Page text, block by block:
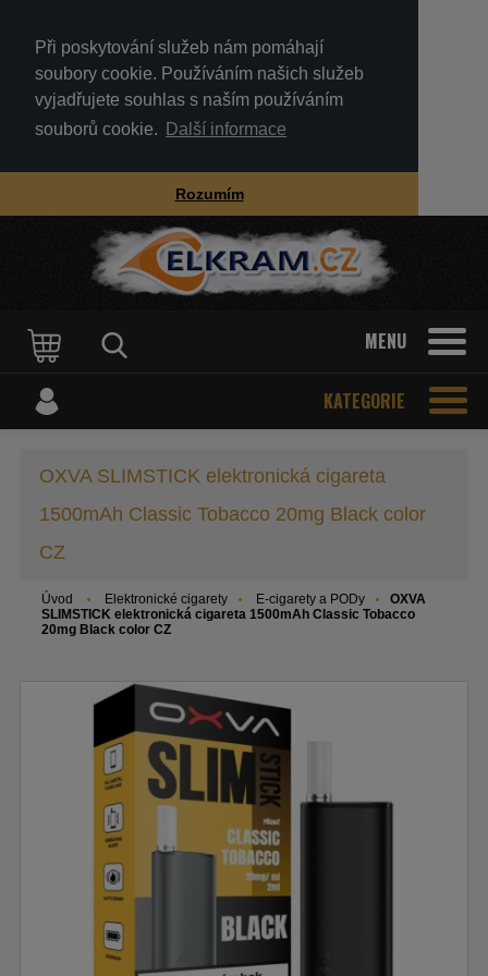
Při poskytování služeb nám pomáhají
soubory cookie. Používáním našich služeb
vyjadřujete souhlas s naším používáním
souborů cookie.
Další informace
Rozumím
MENU
KATEGORIE
OXVA SLIMSTICK elektronická cigareta
1500mAh Classic Tobacco 20mg Black color
CZ
Úvod Elektronické cigarety E-cigarety a PODy
OXVA
SLIMSTICK elektronická cigareta 1500mAh Classic Tobacco
20mg Black color CZ